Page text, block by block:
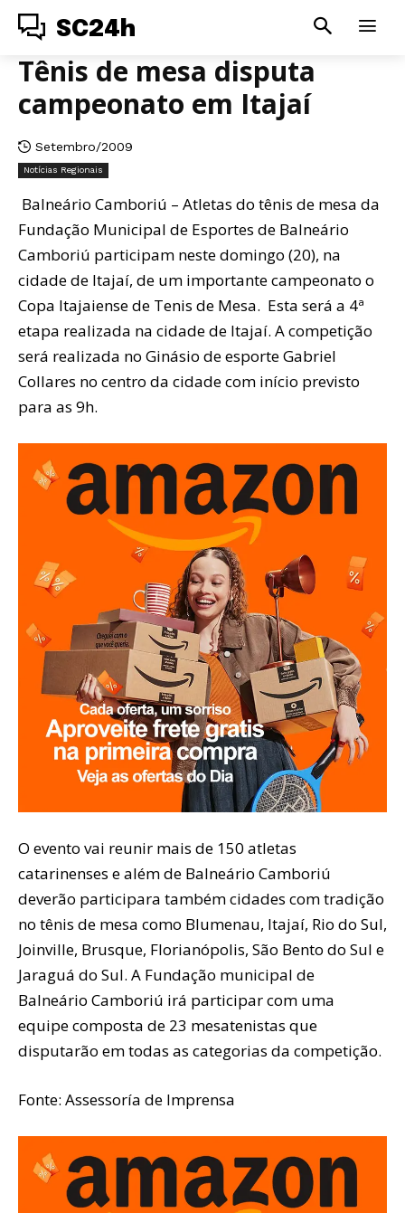
SC24h
Tênis de mesa disputa
campeonato em Itajaí
Setembro/2009
Notícias Regionais
Balneário Camboriú – Atletas do tênis de mesa da
Fundação Municipal de Esportes de Balneário
Camboriú participam neste domingo (20), na
cidade de Itajaí, de um importante campeonato o
Copa Itajaiense de Tenis de Mesa. Esta será a 4ª
etapa realizada na cidade de Itajaí. A competição
será realizada no Ginásio de esporte Gabriel
Collares no centro da cidade com início previsto
para as 9h.
O evento vai reunir mais de 150 atletas
catarinenses e além de Balneário Camboriú
deverão participara também cidades com tradição
no tênis de mesa como Blumenau, Itajaí, Rio do Sul,
Joinville, Brusque, Florianópolis, São Bento do Sul e
Jaraguá do Sul. A Fundação municipal de
Balneário Camboriú irá participar com uma
equipe composta de 23 mesatenistas que
disputarão em todas as categorias da competição.
Fonte: Assessoría de Imprensa